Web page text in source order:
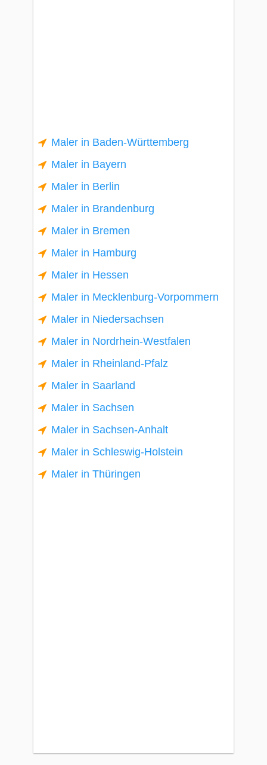
Maler in Baden-Württemberg
Maler in Bayern
Maler in Berlin
Maler in Brandenburg
Maler in Bremen
Maler in Hamburg
Maler in Hessen
Maler in Mecklenburg-Vorpommern
Maler in Niedersachsen
Maler in Nordrhein-Westfalen
Maler in Rheinland-Pfalz
Maler in Saarland
Maler in Sachsen
Maler in Sachsen-Anhalt
Maler in Schleswig-Holstein
Maler in Thüringen